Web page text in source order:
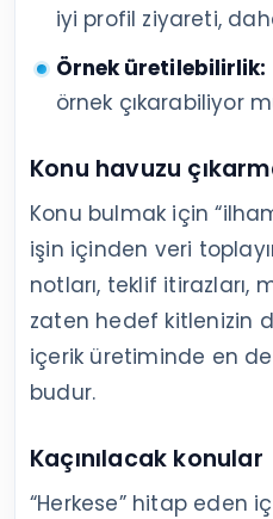
iyi profil ziyareti,
Örnek üretilebilirlik:
örnek çıkarabiliyor
Konu havuzu
Konu bulmak için
işin içinden veri
notları, teklif itirazları,
zaten hedef kitlenizin
içerik üretiminde en
budur.
Kaçınılacak konular
“Herkese” hitap eden